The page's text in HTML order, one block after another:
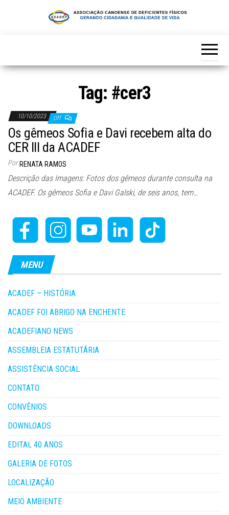
Tag: #cer3
10/10/2023 Off
Os gêmeos Sofia e Davi recebem alta do
CER III da ACADEF
Por RENATA RAMOS
Descrição das Imagens: Fotos dos gêmeos durante consulta na
ACADEF. Os gêmeos Sofia e Davi Galski, de seis anos, tem…
MENU
ACADEF – HISTÓRIA
ACADEF FOI ABRIGO NA ENCHENTE
ACADEFIANO NEWS
ASSEMBLEIA ESTATUTÁRIA
ASSISTÊNCIA SOCIAL
CONTATO
CONVÊNIOS
DOWNLOADS
EDITAL 40 ANOS
GALERIA DE FOTOS
LOCALIZAÇÃO
MEIO AMBIENTE